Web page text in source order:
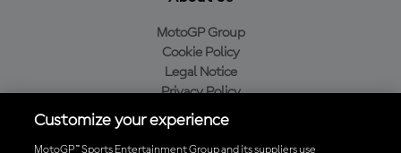
MotoGP Group
Cookie Policy
Legal Notice
Privacy Policy
Purchase Policy
Customize your experience
MotoGP™ Sports Entertainment Group and its suppliers use